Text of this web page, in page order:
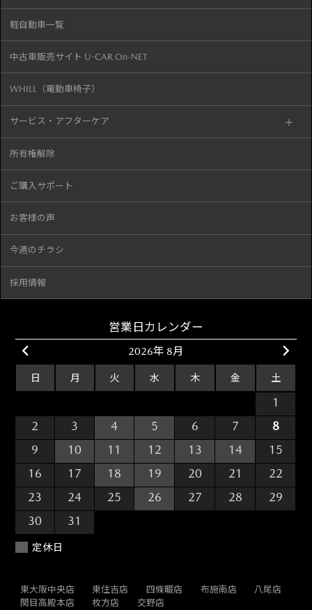
軽自動車一覧
中古車販売サイト U-CAR On-NET
WHILL（電動車椅子）
サービス・アフターケア
所有権解除
ご購入サポート
お客様の声
今週のチラシ
採用情報
営業日カレンダー
2026年 8月
日 月 火 水 木 金 土
1
2
3 4 5 6 7
8
9
10 11 12 13 14
15
16
17 18 19 20 21
22
23
24 25 26 27 28
29
30
31
定休日
東大阪中央店 東住吉店 四條畷店 布施南店
八尾店
関目高殿本店
枚方店 交野店